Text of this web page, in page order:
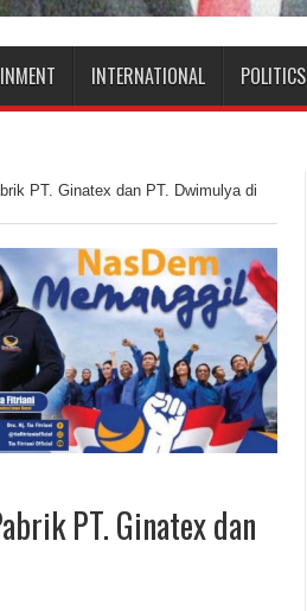
INTERNATIONAL POLITICS
PT. Ginatex dan PT. Dwimulya di
PT. Ginatex dan